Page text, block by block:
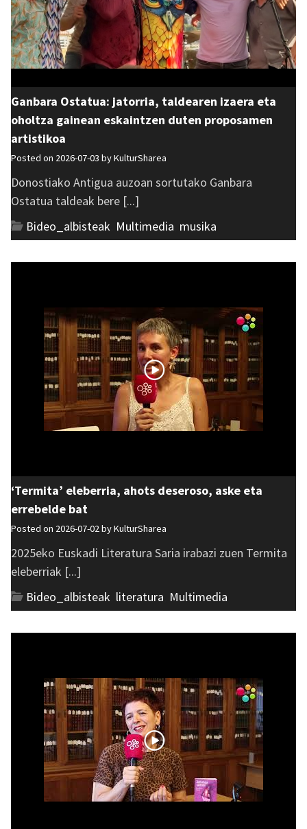
Ganbara Ostatua: jatorria, taldearen izaera eta
oholtza gainean eskaintzen duten proposamen
artistikoa
Posted on 2026-07-03 byKulturSharea
Donostiako Antigua auzoan sortutako Ganbara
Ostatua taldeak bere [...]
Bideo_albisteak Multimedia musika
‘Termita’ eleberria, ahots deseroso, aske eta
errebelde bat
Posted on 2026-07-02 byKulturSharea
2025eko Euskadi Literatura Saria irabazi zuen Termita
eleberriak [...]
Bideo_albisteak literatura Multimedia